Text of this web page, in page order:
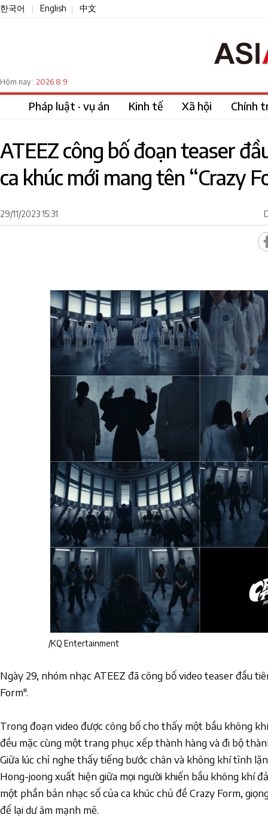
한국어 English 中文
Hôm nay : 2026.8.9
Pháp luật · vụ án Kinh tế Xã hội Chính
ATEEZ công bố đoạn teaser
ca khúc mới mang tên “Crazy
29/11/2023 15:31
/KQ Entertainment
Ngày 29, nhóm nhạc ATEEZ đã công bố video teaser đầu
Form".
Trong đoạn video được công bố cho thấy một bầu không
đều mặc cùng một trang phục xếp thành hàng và đi bộ
Giữa lúc chỉ nghe thấy tiếng bước chân và không khí tĩnh
Hong-joong xuất hiện giữa mọi người khiến bầu không khí
một phần bản nhạc số của ca khúc chủ đề Crazy Form,
để lại dư âm mạnh mẽ.